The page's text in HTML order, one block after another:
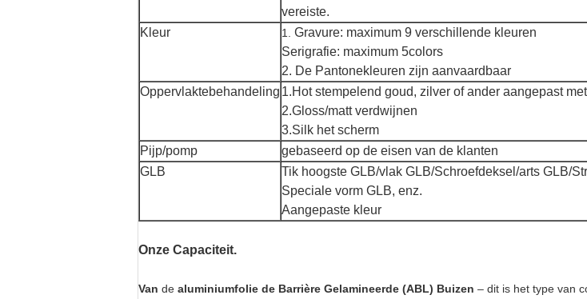
vereiste.
Kleur
1. Gravure: maximum 9 verschillende kleuren
Serigrafie: maximum 5colors
2. De Pantonekleuren zijn aanvaardbaar
Oppervlaktebehandeling 1.Hot stempelend goud, zilver of ander aangepast
2.Gloss/matt verdwijnen
3.Silk het scherm
Pijp/pomp
gebaseerd op de eisen van de klanten
GLB
Tik hoogste GLB/vlak GLB/Schroefdeksel/arts GLB/
Speciale vorm GLB, enz.
Aangepaste kleur
Onze Capaciteit.
Van de aluminiumfolie de Barrière Gelamineerde (ABL) Buizen – dit is het type van